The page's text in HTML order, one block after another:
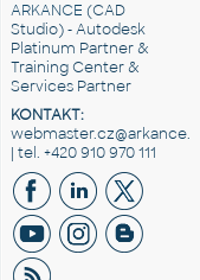
ARKANCE (CAD
Studio) - Autodesk
Platinum Partner &
Training Center &
Services Partner
KONTAKT:
| tel. +420 910 970 111